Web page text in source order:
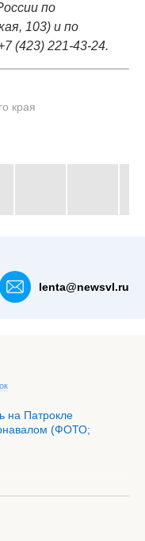
по
103) и по
(423) 221-43-24.
края
lenta@newsvl.ru
на Патрокле
(ФОТО;